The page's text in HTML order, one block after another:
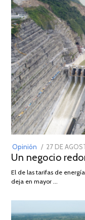
Opinión
POSTED
ON
27 DE
Un negocio
El de las tarifas de
deja en mayor …